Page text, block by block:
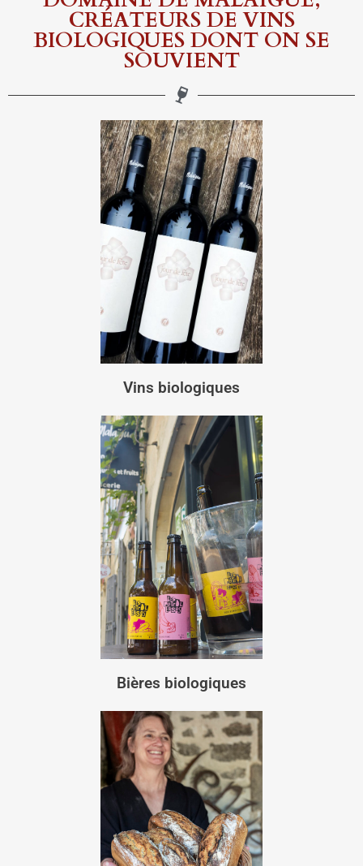
CRÉATEURS DE VINS
BIOLOGIQUES DONT ON SE
SOUVIENT
Vins biologiques
Bières biologiques